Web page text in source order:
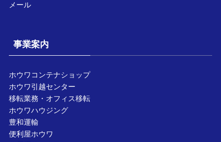
メール
事業案内
ホウワコンテナショップ
ホウワ引越センター
移転業務・オフィス移転
ホウワハウジング
豊和運輸
便利屋ホウワ